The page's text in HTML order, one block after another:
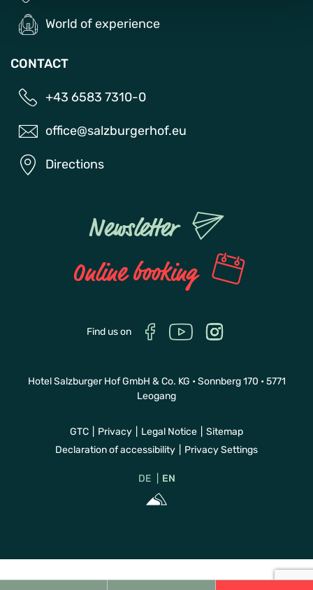
World of experience
CONTACT
+43 6583 7310-0
office@salzburgerhof.eu
Directions
Newsletter
Online booking
Find us on
Hotel Salzburger Hof GmbH & Co. KG • Sonnberg 170 • 5771
Leogang
GTC Privacy Legal Notice
Sitemap
Declaration of accessibility
Privacy Settings
DE EN
Sportalpen